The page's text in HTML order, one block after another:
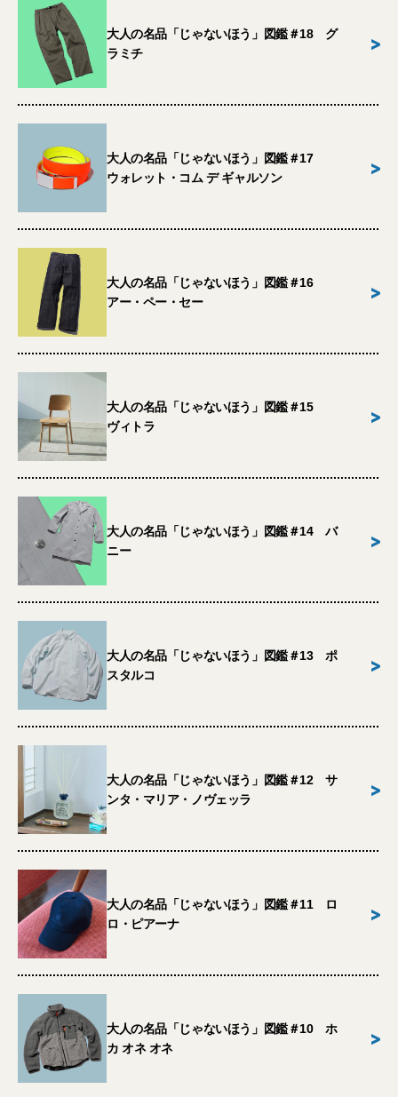
大人の名品「じゃないほう」図鑑＃18 グ
ラミチ
>
大人の名品「じゃないほう」図鑑＃17
ウォレット・コム デ ギャルソン
>
大人の名品「じゃないほう」図鑑＃16
アー・ペー・セー
>
大人の名品「じゃないほう」図鑑＃15
ヴィトラ
>
大人の名品「じゃないほう」図鑑＃14 バ
ニー
>
大人の名品「じゃないほう」図鑑＃13 ポ
スタルコ
>
大人の名品「じゃないほう」図鑑＃12 サ
ンタ・マリア・ノヴェッラ
>
大人の名品「じゃないほう」図鑑＃11 ロ
ロ・ピアーナ
>
大人の名品「じゃないほう」図鑑＃10 ホ
カ オネ オネ
>